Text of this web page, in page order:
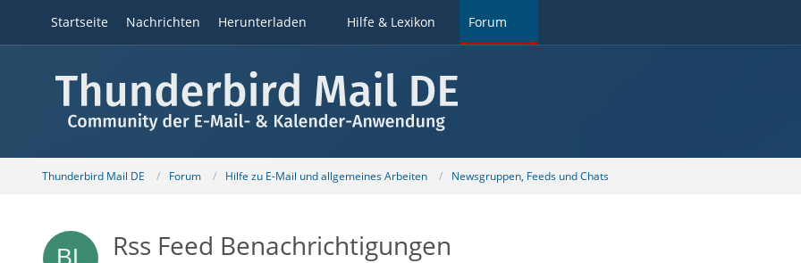
Startseite Nachrichten Herunterladen Hilfe & Lexikon Forum
Thunderbird Mail DE Forum Hilfe zu E-Mail und allgemeines Arbeiten Newsgruppen, Feeds und Chats
Rss Feed Benachrichtigungen